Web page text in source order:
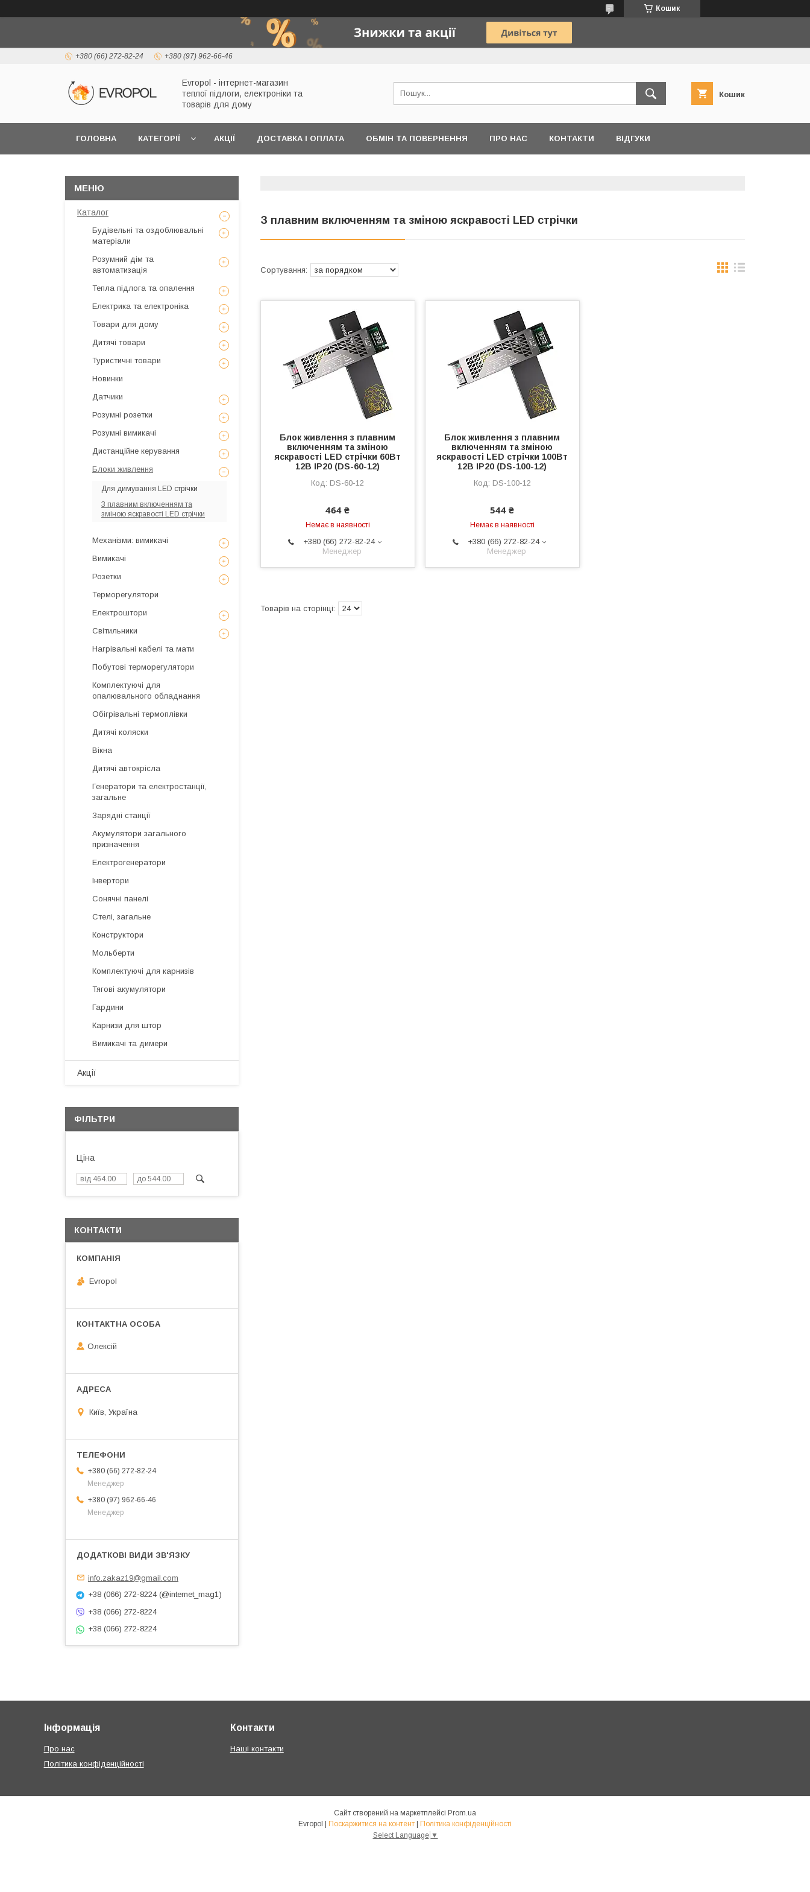
Кошик
+380 (66) 272-82-24 +380 (97) 962-66-46
Evropol - інтернет-магазин
теплої підлоги, електроніки та
товарів для дому
Кошик
ГОЛОВНА КАТЕГОРІЇ АКЦІЇ ДОСТАВКА І ОПЛАТА ОБМІН ТА ПОВЕРНЕННЯ ПРО НАС КОНТАКТИ ВІДГУКИ
З плавним включенням та зміною яскравості LED стрічки
Блок живлення з плавним
включенням та зміною
яскравості LED стрічки 60Вт
12В IP20 (DS-60-12)
DS-60-12
464 ₴
Немає в наявності
+380 (66) 272-82-24
Менеджер
Блок живлення з плавним
включенням та зміною
яскравості LED стрічки 100Вт
12В IP20 (DS-100-12)
DS-100-12
544 ₴
Немає в наявності
+380 (66) 272-82-24
Менеджер
Каталог
Будівельні та оздоблювальні
матеріали
Розумний дім та
автоматизація
Тепла підлога та опалення
Електрика та електроніка
Товари для дому
Дитячі товари
Туристичні товари
Новинки
Датчики
Розумні розетки
Розумні вимикачі
Дистанційне керування
Блоки живлення
Для димування LED стрічки
З плавним включенням та
зміною яскравості LED стрічки
Механізми: вимикачі
Вимикачі
Розетки
Терморегулятори
Електроштори
Світильники
Нагрівальні кабелі та мати
Побутові терморегулятори
Комплектуючі для
опалювального обладнання
Обігрівальні термоплівки
Дитячі коляски
Вікна
Дитячі автокрісла
Генератори та електростанції,
загальне
Зарядні станції
Акумулятори загального
призначення
Електрогенератори
Інвертори
Сонячні панелі
Стелі, загальне
Конструктори
Мольберти
Комплектуючі для карнизів
Тягові акумулятори
Гардини
Карнизи для штор
Вимикачі та димери
Акції
ФІЛЬТРИ
Ціна
КОНТАКТИ
Evropol
Олексій
Київ, Україна
+380 (66) 272-82-24
Менеджер
+380 (97) 962-66-46
Менеджер
info.zakaz19@gmail.com
+38 (066) 272-8224 (@internet_mag1)
+38 (066) 272-8224
+38 (066) 272-8224
Інформація
Про нас
Політика конфіденційності
Контакти
Наші контакти
Сайт створений на маркетплейсі Prom.ua
Поскаржитися на контент
Політика конфіденційності
Select Language ▼